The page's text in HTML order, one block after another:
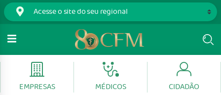
EMPRESAS MÉDICOS CIDADÃO